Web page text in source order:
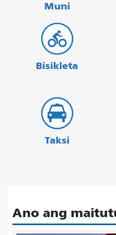
Muni
Bisikleta
Taksi
Ano ang